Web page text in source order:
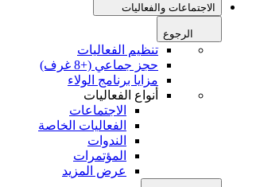
الاجتماعات والفعاليات
الرجوع
تنظيم الفعاليات
حجز جماعي (+8 غرف)
مزايا برنامج الولاء
أنواع الفعاليات
الاجتماعات
الفعاليات الخاصة
الندوات
المؤتمرات
عرض المزيد